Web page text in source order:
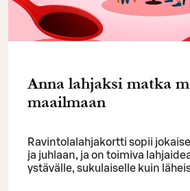
Anna lahjaksi matka
maailmaan
Ravintolalahjakortti sopii
ja juhlaan, ja on toimiva
ystävälle, sukulaiselle kuin